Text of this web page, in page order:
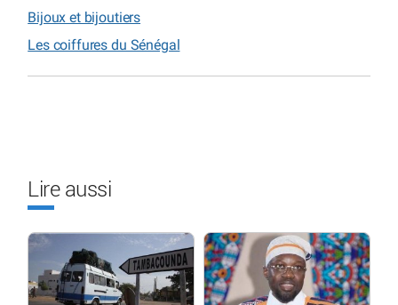
Bijoux et bijoutiers
Les coiffures du Sénégal
Lire aussi